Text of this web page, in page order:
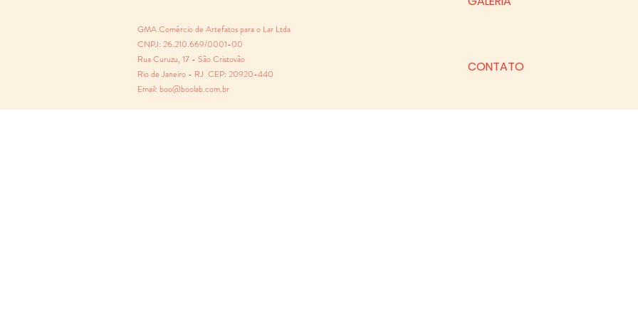
GMA Comércio de Artefatos para o Lar Ltda
CNPJ: 26.210.669/0001-00
Rua Curuzu, 17 - São Cristovão
Rio de Janeiro - RJ CEP: 20920-440
Email: boo@boolab.com.br
CONTATO